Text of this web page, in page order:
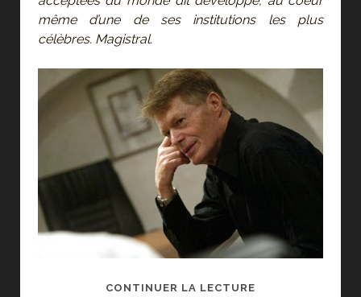
même d’une de ses institutions les plus
célèbres. Magistral.
CONTINUER LA LECTURE